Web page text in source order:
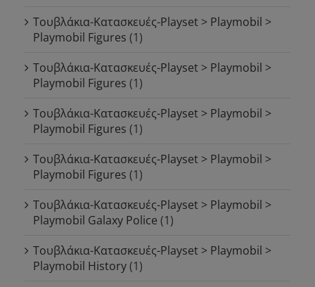
Τουβλάκια-Κατασκευές-Playset > Playmobil >
Playmobil Figures (1)
Τουβλάκια-Κατασκευές-Playset > Playmobil >
Playmobil Figures (1)
Τουβλάκια-Κατασκευές-Playset > Playmobil >
Playmobil Figures (1)
Τουβλάκια-Κατασκευές-Playset > Playmobil >
Playmobil Figures (1)
Τουβλάκια-Κατασκευές-Playset > Playmobil >
Playmobil Galaxy Police (1)
Τουβλάκια-Κατασκευές-Playset > Playmobil >
Playmobil History(1)